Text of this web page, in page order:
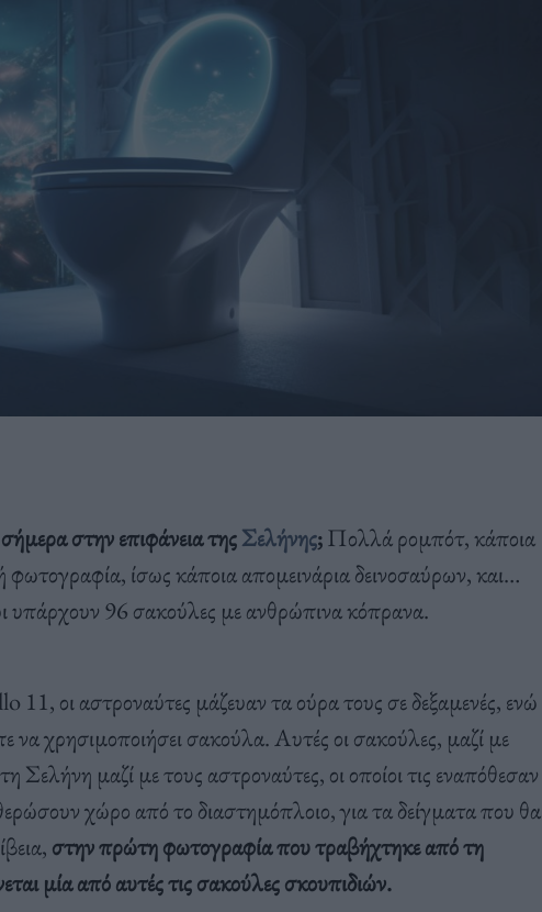
στην επιφάνεια τηςΣελήνης;Πολλά ρομπότ, κάποια
φωτογραφία, ίσως κάποια απομεινάρια δεινοσαύρων, και…
υπάρχουν 96 σακούλες με ανθρώπινα κόπρανα.
οι αστροναύτες μάζευαν τα ούρα τους σε δεξαμενές, ενώ
να χρησιμοποιήσει σακούλα. Αυτές οι σακούλες, μαζί με
μαζί με τους αστροναύτες, οι οποίοι τις εναπόθεσαν
χώρο από το διαστημόπλοιο, για τα δείγματα που θα
στην πρώτη φωτογραφία που τραβήχτηκε από τη
μία από αυτές τις σακούλες σκουπιδιών.